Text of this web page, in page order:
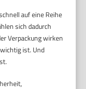
auf eine Reihe
sich dadurch
Verpackung wirken
ist. Und